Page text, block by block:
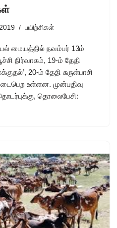
பயிற்சிகள்
மையத்தில் நவம்பர் 13ம்
நிர்வாகம், 19-ம் தேதி
20-ம் தேதி சுருள்பாசி
உள்ளன. முன்பதிவு
தொலைபேசி: